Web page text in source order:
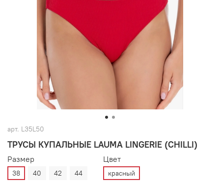
арт. L35L50
ТРУСЫ КУПАЛЬНЫЕ LAUMA LINGERIE (CHILLI)
Размер
38 40 42 44
Цвет
красный